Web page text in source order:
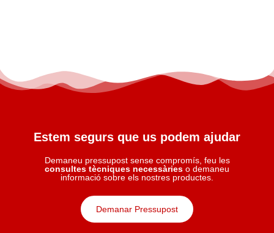
Estem segurs que us podem ajudar
Demaneu pressupost sense compromís, feu les
consultes tècniques necessàries o demaneu
informació sobre els nostres productes.
Demanar Pressupost